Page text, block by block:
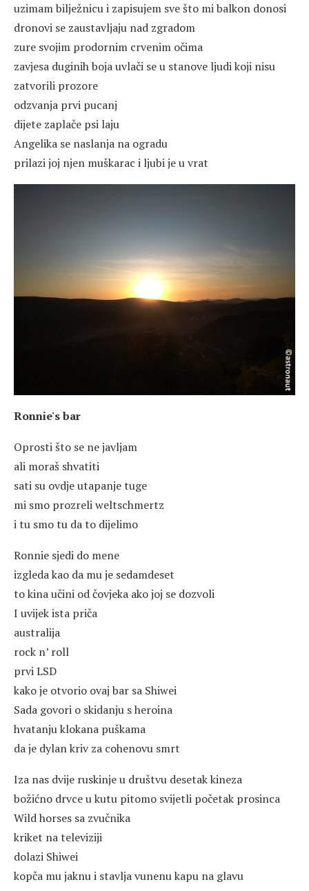
uzimam bilježnicu i zapisujem sve što mi balkon donosi
dronovi se zaustavljaju nad zgradom
zure svojim prodornim crvenim očima
zavjesa duginih boja uvlači se u stanove ljudi koji nisu
zatvorili prozore
odzvanja prvi pucanj
dijete zaplače psi laju
Angelika se naslanja na ogradu
prilazi joj njen muškarac i ljubi je u vrat
Ronnie's bar
Oprosti što se ne javljam
ali moraš shvatiti
sati su ovdje utapanje tuge
mi smo prozreli weltschmertz
i tu smo tu da to dijelimo
Ronnie sjedi do mene
izgleda kao da mu je sedamdeset
to kina učini od čovjeka ako joj se dozvoli
I uvijek ista priča
australija
rock n’ roll
prvi LSD
kako je otvorio ovaj bar sa Shiwei
Sada govori o skidanju s heroina
hvatanju klokana puškama
da je dylan kriv za cohenovu smrt
Iza nas dvije ruskinje u društvu desetak kineza
božićno drvce u kutu pitomo svijetli početak prosinca
Wild horses sa zvučnika
kriket na televiziji
dolazi Shiwei
kopča mu jaknu i stavlja vunenu kapu na glavu